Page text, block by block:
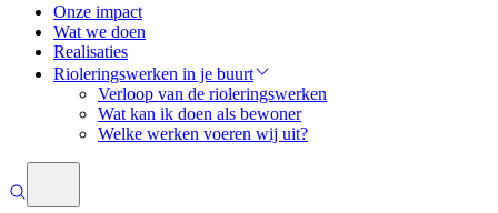
Onze impact
Wat we doen
Realisaties
Rioleringswerken in je buurt
Verloop van de rioleringswerken
Wat kan ik doen als bewoner
Welke werken voeren wij uit?